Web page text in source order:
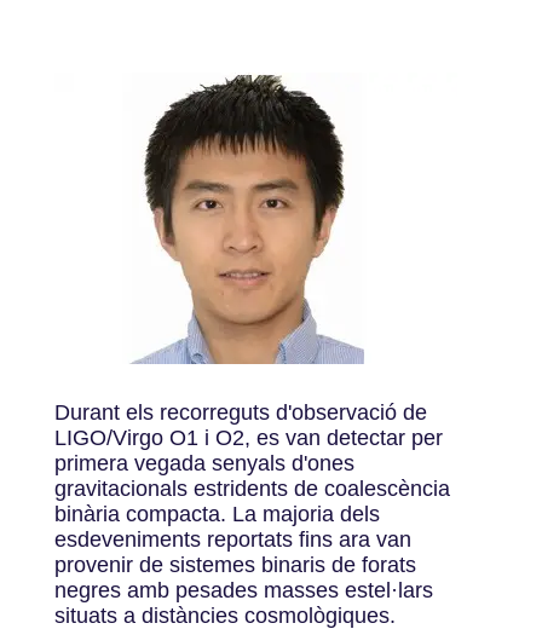
Durant els recorreguts d'observació de
LIGO/Virgo O1 i O2, es van detectar per
primera vegada senyals d'ones
gravitacionals estridents de coalescència
binària compacta. La majoria dels
esdeveniments reportats fins ara van
provenir de sistemes binaris de forats
negres amb pesades masses estel·lars
situats a distàncies cosmològiques.